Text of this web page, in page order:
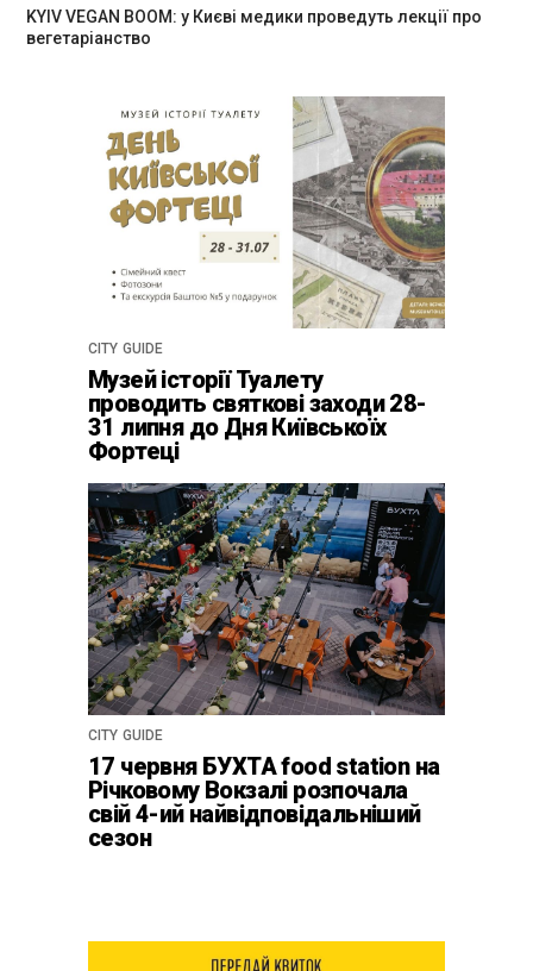
KYIV VEGAN BOOM: у Києві медики проведуть лекції про
вегетаріанство
CITY GUIDE
Музей історії Туалету
проводить святкові заходи 28-
31 липня до Дня Київськоїх
Фортеці
CITY GUIDE
17 червня БУХТА food station на
Річковому Вокзалі розпочала
свій 4-ий найвідповідальніший
сезон